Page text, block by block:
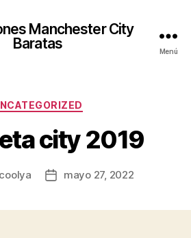
Manchester City
Baratas
Menú
Categorías
city 2019
Fechamayo 27, 2022